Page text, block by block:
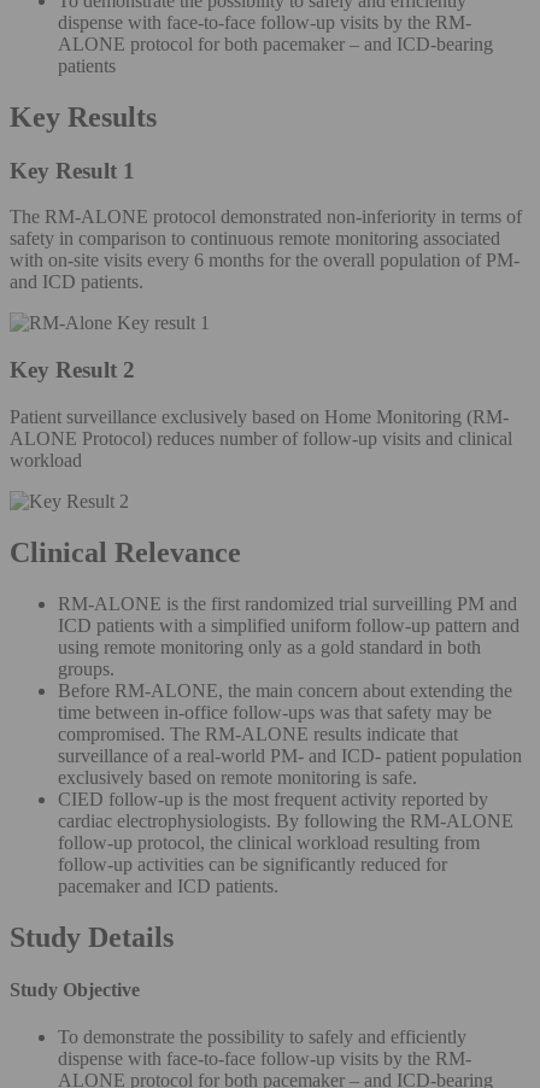
dispense with face-to-face follow-up visits by the RM-
ALONE protocol for both pacemaker – and ICD-bearing
patients
Key Results
Key Result 1
The RM-ALONE protocol demonstrated non-inferiority in terms of
safety in comparison to continuous remote monitoring associated
with on-site visits every 6 months for the overall population of PM-
and ICD patients.
Key Result 2
Patient surveillance exclusively based on Home Monitoring (RM-
ALONE Protocol) reduces number of follow-up visits and clinical
workload
Clinical Relevance
RM-ALONE is the first randomized trial surveilling PM and
ICD patients with a simplified uniform follow-up pattern and
using remote monitoring only as a gold standard in both
groups.
Before RM-ALONE, the main concern about extending the
time between in-office follow-ups was that safety may be
compromised. The RM-ALONE results indicate that
surveillance of a real-world PM- and ICD- patient population
exclusively based on remote monitoring is safe.
CIED follow-up is the most frequent activity reported by
cardiac electrophysiologists. By following the RM-ALONE
follow-up protocol, the clinical workload resulting from
follow-up activities can be significantly reduced for
pacemaker and ICD patients.
Study Details
Study Objective
To demonstrate the possibility to safely and efficiently
dispense with face-to-face follow-up visits by the RM-
ALONE protocol for both pacemaker – and ICD-bearing